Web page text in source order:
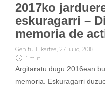
2017ko
eskuragarri –
memoria de
Gehitu Elkartea, 27 julio, 2018
1 min
Argitaratu dugu 2016ean
memoria. Eskuragarri